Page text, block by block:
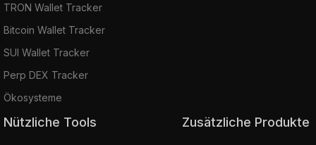
TRON Wallet Tracker
Bitcoin Wallet Tracker
SUI Wallet Tracker
Perp DEX Tracker
Ökosysteme
Nützliche Tools Zusätzliche Produkte